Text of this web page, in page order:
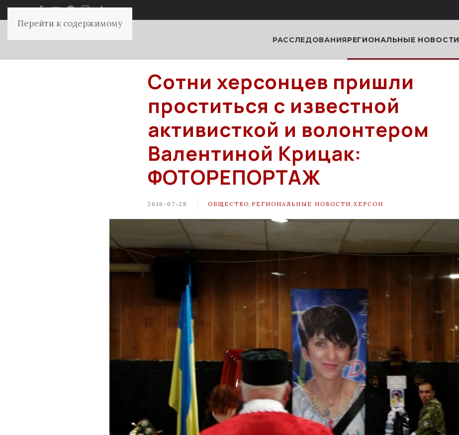
Перейти к содержимому
РАССЛЕДОВАНИЯРЕГИОНАЛЬНЫЕ НОВОСТИ
Сотни херсонцев пришли
проститься с известной
активисткой и волонтером
Валентиной Крицак:
ФОТОРЕПОРТАЖ
2016-07-28 ОБЩЕСТВО РЕГИОНАЛЬНЫЕ НОВОСТИ ХЕРСОН